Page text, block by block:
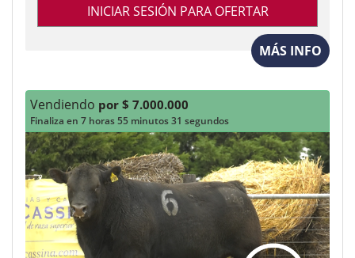
INICIAR SESIÓN PARA OFERTAR
MÁS INFO
Vendiendo por $ 7.000.000
Finaliza en 7 horas 55 minutos 29 segundos